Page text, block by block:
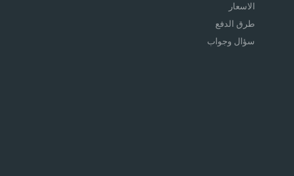
الاسعار
طرق الدفع
سؤال وجواب